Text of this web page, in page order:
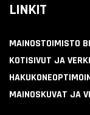
LINKIT
MAINOSTOIMISTO
KOTISIVUT JA
MAINOSKUVAT JA